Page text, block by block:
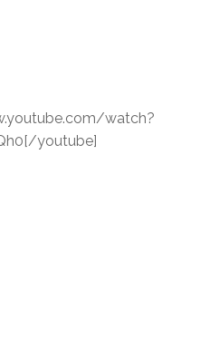
watch?
youtube]